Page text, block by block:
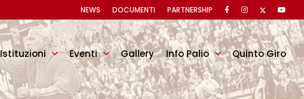
Istituzioni Eventi Gallery Info Palio Quinto Giro
NEWS DOCUMENTI PARTNERSHIP